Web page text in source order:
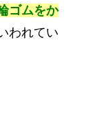
ゴムをか
われてい